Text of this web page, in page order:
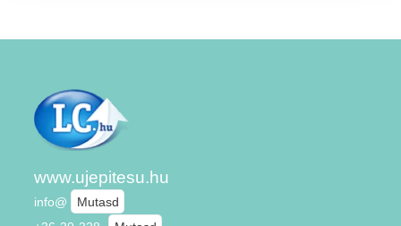
www.ujepitesu.hu
info@
Mutasd